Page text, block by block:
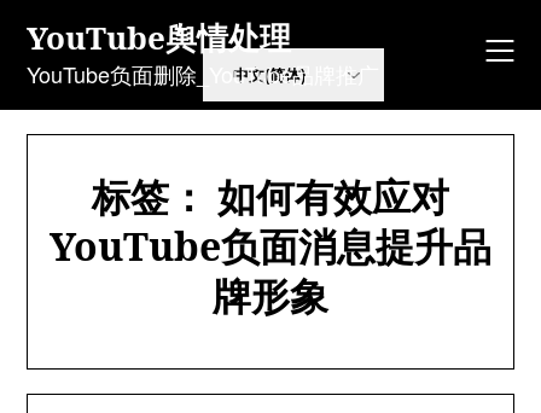
content
YouTube舆情处理
YouTube负面删除_YouTube品牌推广
标签： 如何有效应对
YouTube负面消息提升品
牌形象